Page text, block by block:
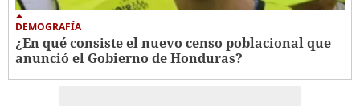
DEMOGRAFÍA
¿En qué consiste el nuevo censo poblacional que
anunció el Gobierno de Honduras?